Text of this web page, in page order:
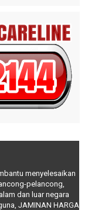
menyelesaikan
pelancong,
dan luar negara
JAMINAN HARGA